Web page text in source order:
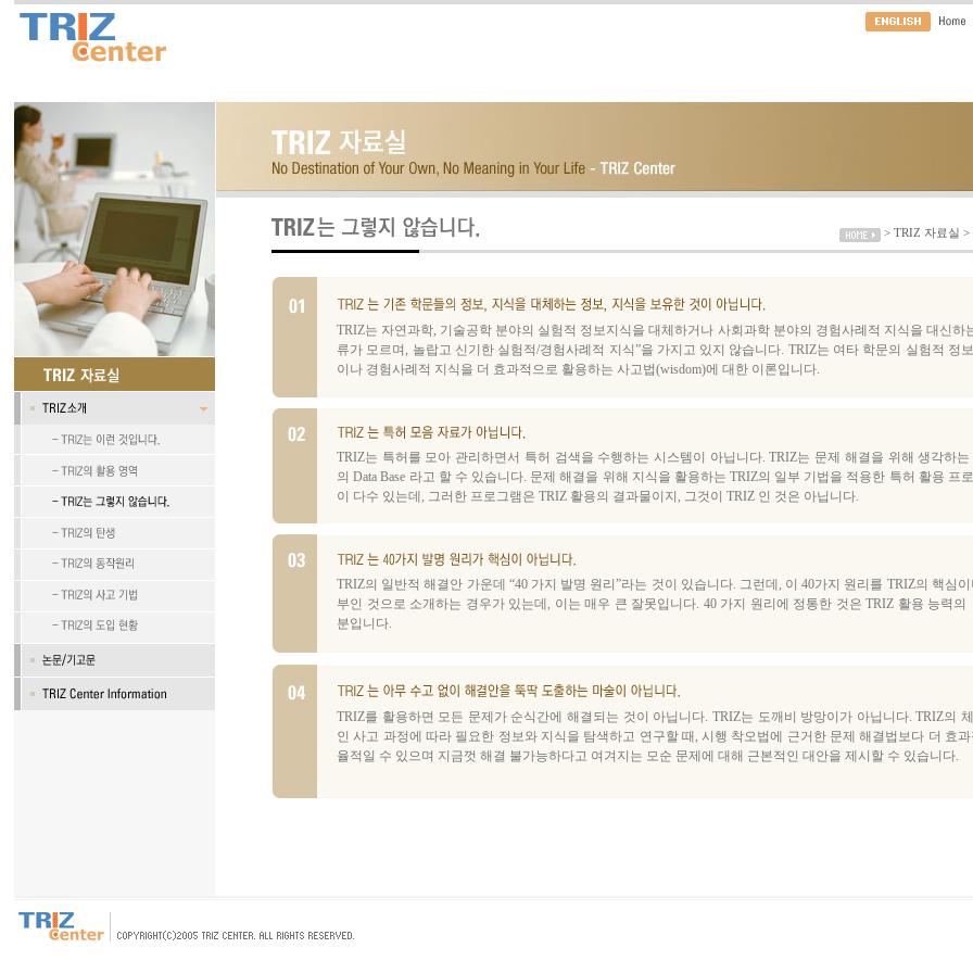
> TRIZ 자료실 >
TRIZ는 자연과학, 기술공학 분야의 실험적 정보지식을 대체하거나 사회과학 분야의 경험사례적 지식을 대신하
류가 모르며, 놀랍고 신기한 실험적/경험사례적 지식”을 가지고 있지 않습니다. TRIZ는 여타 학문의 실험적 정
이나 경험사례적 지식을 더 효과적으로 활용하는 사고법(wisdom)에 대한 이론입니다.
TRIZ는 특허를 모아 관리하면서 특허 검색을 수행하는 시스템이 아닙니다. TRIZ는 문제 해결을 위해 생각하는
의 Data Base 라고 할 수 있습니다. 문제 해결을 위해 지식을 활용하는 TRIZ의 일부 기법을 적용한 특허 활용 프
이 다수 있는데, 그러한 프로그램은 TRIZ 활용의 결과물이지, 그것이 TRIZ 인 것은 아닙니다.
TRIZ의 일반적 해결안 가운데 “40 가지 발명 원리”라는 것이 있습니다. 그런데, 이 40가지 원리를 TRIZ의 핵심이
부인 것으로 소개하는 경우가 있는데, 이는 매우 큰 잘못입니다. 40 가지 원리에 정통한 것은 TRIZ 활용 능력의
분입니다.
TRIZ를 활용하면 모든 문제가 순식간에 해결되는 것이 아닙니다. TRIZ는 도깨비 방망이가 아닙니다. TRIZ의
인 사고 과정에 따라 필요한 정보와 지식을 탐색하고 연구할 때, 시행 착오법에 근거한 문제 해결법보다 더 효과
율적일 수 있으며 지금껏 해결 불가능하다고 여겨지는 모순 문제에 대해 근본적인 대안을 제시할 수 있습니다.